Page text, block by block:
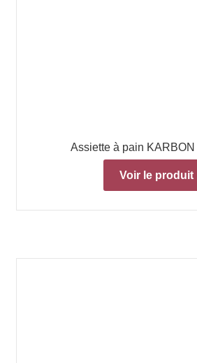
Assiette à pain
Voir le produit